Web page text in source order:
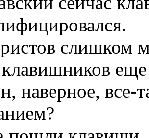
слишком
наверное, все-